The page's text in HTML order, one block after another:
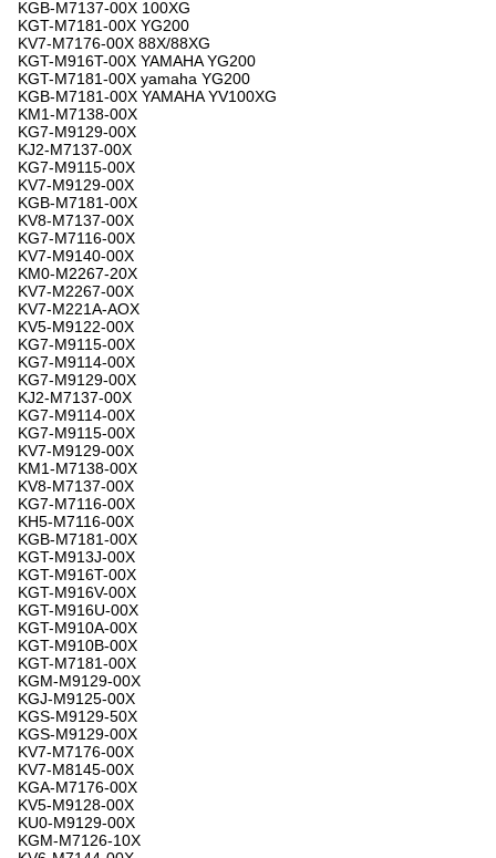
KGB-M7137-00X 100XG
KGT-M7181-00X YG200
KV7-M7176-00X 88X/88XG
KGT-M916T-00X YAMAHA YG200
KGT-M7181-00X yamaha YG200
KGB-M7181-00X YAMAHA YV100XG
KM1-M7138-00X
KG7-M9129-00X
KJ2-M7137-00X
KG7-M9115-00X
KV7-M9129-00X
KGB-M7181-00X
KV8-M7137-00X
KG7-M7116-00X
KV7-M9140-00X
KM0-M2267-20X
KV7-M2267-00X
KV7-M221A-AOX
KV5-M9122-00X
KG7-M9115-00X
KG7-M9114-00X
KG7-M9129-00X
KJ2-M7137-00X
KG7-M9114-00X
KG7-M9115-00X
KV7-M9129-00X
KM1-M7138-00X
KV8-M7137-00X
KG7-M7116-00X
KH5-M7116-00X
KGB-M7181-00X
KGT-M913J-00X
KGT-M916T-00X
KGT-M916V-00X
KGT-M916U-00X
KGT-M910A-00X
KGT-M910B-00X
KGT-M7181-00X
KGM-M9129-00X
KGJ-M9125-00X
KGS-M9129-50X
KGS-M9129-00X
KV7-M7176-00X
KV7-M8145-00X
KGA-M7176-00X
KV5-M9128-00X
KU0-M9129-00X
KGM-M7126-10X